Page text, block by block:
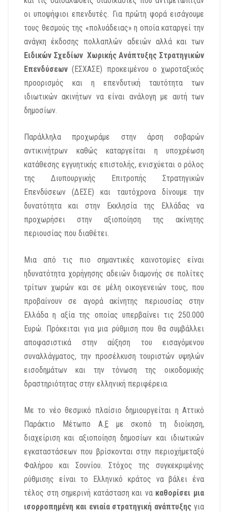
οι υποψήφιοι επενδυτές. Για πρώτη φορά εισάγουμε
τους θεσμούς της «πολυάδειας» η οποία καταργεί την
ανάγκη έκδοσης πολλαπλών αδειών αλλά και των
Ειδικών Σχεδίων Χωρικής Ανάπτυξης Στρατηγικών
Επενδύσεων (ΕΣΧΑΣΕ) προκειμένου ο χωροταξικός
προορισμός και η επενδυτική ταυτότητα των
ιδιωτικών ακινήτων να είναι ανάλογη με αυτή των
δημοσίων.
Παράλληλα προχωράμε στην άρση σοβαρών
αντικινήτρων καθώς καταργείται η υποχρέωση
κατάθεσης εγγυητικής επιστολής, ενισχύεται ο ρόλος
της Διυπουργικής Επιτροπής Στρατηγικών
Επενδύσεων (ΔΕΣΕ) και ταυτόχρονα δίνουμε την
δυνατότητα και στην Εκκλησία της Ελλάδας να
προχωρήσει στην αξιοποίηση της ακίνητης
περιουσίας που διαθέτει.
Μια από τις πιο σημαντικές καινοτομίες είναι
ηδυνατότητα χορήγησης αδειών διαμονής σε πολίτες
τρίτων χωρών και σε μέλη οικογενειών τους, που
προβαίνουν σε αγορά ακίνητης περιουσίας στην
Ελλάδα η αξία της οποίας υπερβαίνει τις 250.000
Ευρώ. Πρόκειται για μια ρύθμιση που θα συμβάλλει
αποφασιστικά στην αύξηση του εισαγόμενου
συναλλάγματος, την προσέλκυση τουριστών υψηλών
εισοδημάτων και την τόνωση της οικοδομικής
δραστηριότητας στην ελληνική περιφέρεια.
Με το νέο θεσμικό πλαίσιο δημιουργείται η Αττικό
Παράκτιο Μέτωπο Α.Εμε σκοπό τη διοίκηση,
διαχείριση και αξιοποίηση δημοσίων και ιδιωτικών
εγκαταστάσεων που βρίσκονται στην περιοχήμεταξύ
Φαλήρου και Σουνίου. Στόχος της συγκεκριμένης
ρύθμισης είναι το Ελληνικό κράτος να βάλει ένα
τέλος στη σημερινή κατάσταση και να καθορίσει μια
ισορροπημένη και ενιαία στρατηγική ανάπτυξης για